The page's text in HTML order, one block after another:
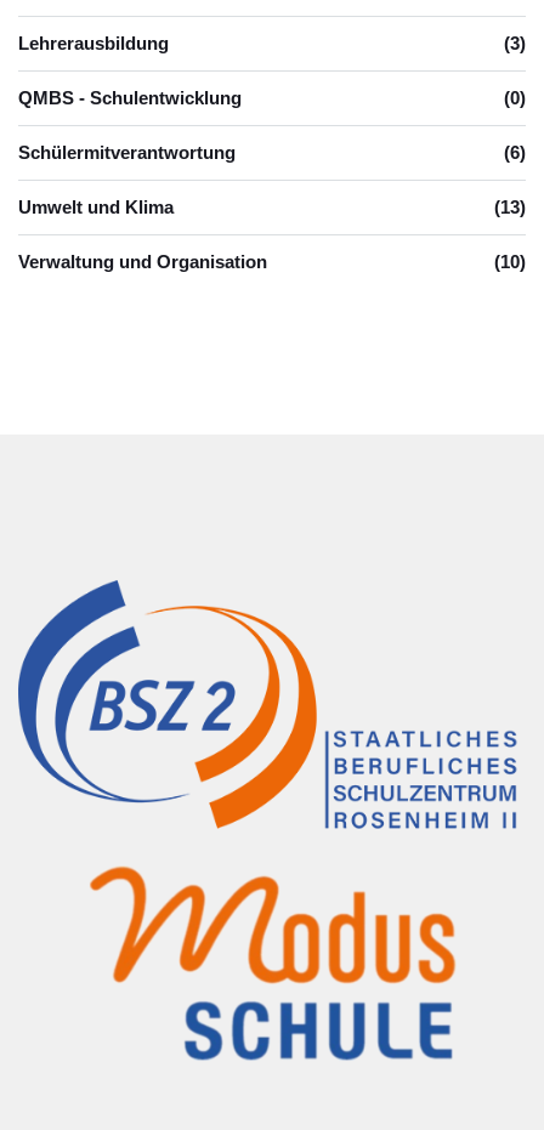
Lehrerausbildung (3)
QMBS - Schulentwicklung (0)
Schülermitverantwortung (6)
Umwelt und Klima (13)
Verwaltung und Organisation (10)